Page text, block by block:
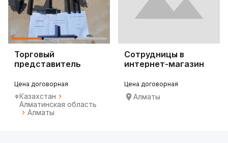
Торговый
представитель
Цена договорная
Казахстан
Алматинская область
Алматы
Сотрудницы в
интернет-магазин
Цена договорная
Алматы